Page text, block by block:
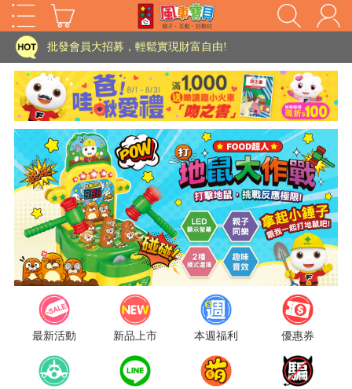
HOT
家長樂了!「風車書版集團暨FOOD超人企業總部」目前正興建中!
批發會員大招募，輕鬆實現財富自由!
如需更改或重開發票 需在訂單成立三天內通知客服 寄回發票需附上回郵郵票
老師您好!!幼教會員火熱招募中~
海外購物免煩惱！點我查看『海外購物流程說明』
家長樂了!「風車書版集團暨FOOD超人企業總部」目前正興建中!
批發會員大招募，輕鬆實現財富自由!
如需更改或重開發票 需在訂單成立三天內通知客服 寄回發票需附上回郵郵票
老師您好!!幼教會員火熱招募中~
海外購物免煩惱！點我查看『海外購物流程說明』
最新活動 新品上市 本週福利 優惠券